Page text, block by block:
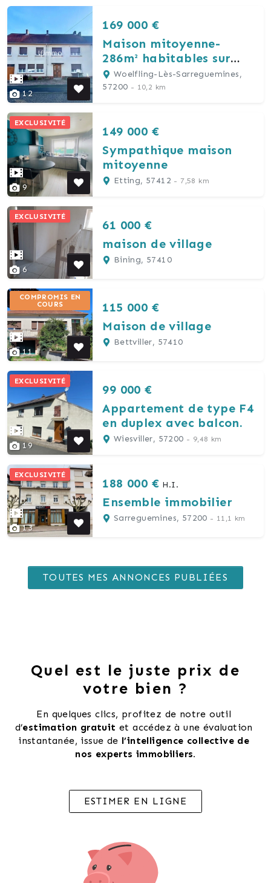
12
169 000 €
Maison mitoyenne-
286m² habitables sur
terrain de 8 ares.
Woelfling-Lès-Sarreguemines,
57200 - 10,2 km
9
EXCLUSIVITÉ
149 000 €
Sympathique maison
mitoyenne
Etting, 57412 - 7,58 km
6
EXCLUSIVITÉ
61 000 €
maison de village
Bining, 57410
11
COMPROMIS EN
COURS
115 000 €
Maison de village
Bettviller, 57410
19
EXCLUSIVITÉ
99 000 €
Appartement de type F4
en duplex avec balcon.
Wiesviller, 57200 - 9,48 km
13
EXCLUSIVITÉ
188 000 € H.I.
Ensemble immobilier
Sarreguemines, 57200 - 11,1 km
TOUTES MES ANNONCES PUBLIÉES
Quel est le juste prix de
votre bien ?
En quelques clics, profitez de notre outil
d’estimation gratuit et accédez à une évaluation
instantanée, issue de l’intelligence collective de
nos experts immobiliers.
ESTIMER EN LIGNE